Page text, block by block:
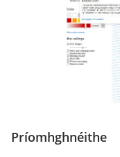
Príomhghnéithe